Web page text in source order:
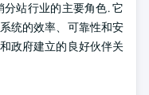
站行业的主要角色. 它
统的效率、可靠性和安
政府建立的良好伙伴关